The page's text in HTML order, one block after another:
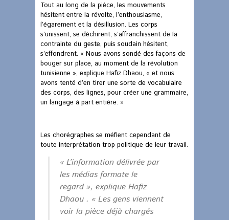
Tout au long de la pièce, les mouvements
hésitent entre la révolte, l’enthousiasme,
l’égarement et la désillusion. Les corps
s’unissent, se déchirent, s’affranchissent de la
contrainte du geste, puis soudain hésitent,
s’effondrent. « Nous avons sondé des façons de
bouger sur place, au moment de la révolution
tunisienne », explique Hafiz Dhaou, « et nous
avons tenté d’en tirer une sorte de vocabulaire
des corps, des lignes, pour créer une grammaire,
un langage à part entière. »
Les chorégraphes se méfient cependant de
toute interprétation trop politique de leur travail.
« L’information délivrée par
les médias formate le
regard », explique Hafiz
Dhaou . « Les gens viennent
voir la pièce déjà chargés